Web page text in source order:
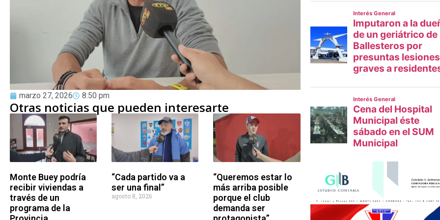
marzo 27, 2026 8:50 pm
Otras noticias que pueden interesarte
Monte Buey podría
recibir viviendas a
través de un
programa de la
“Cada partido va a
ser una final”
agosto 8, 2026
“Queremos estar lo
más arriba posible
porque el club
demanda ser